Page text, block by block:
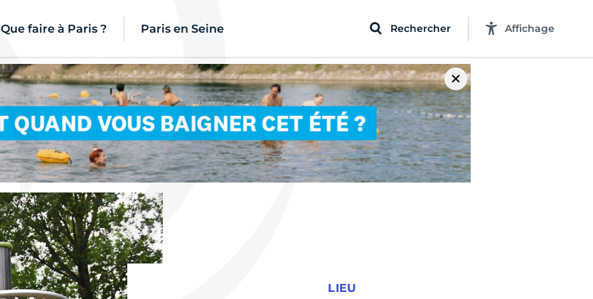
Que faire à Paris ? Paris en Seine Rechercher Affichage
LIEU